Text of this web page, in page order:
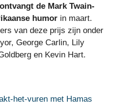
de Mark Twain-
humor in maart.
van deze prijs zijn onder
George Carlin, Lily
en Kevin Hart.
het-vuren met Hamas